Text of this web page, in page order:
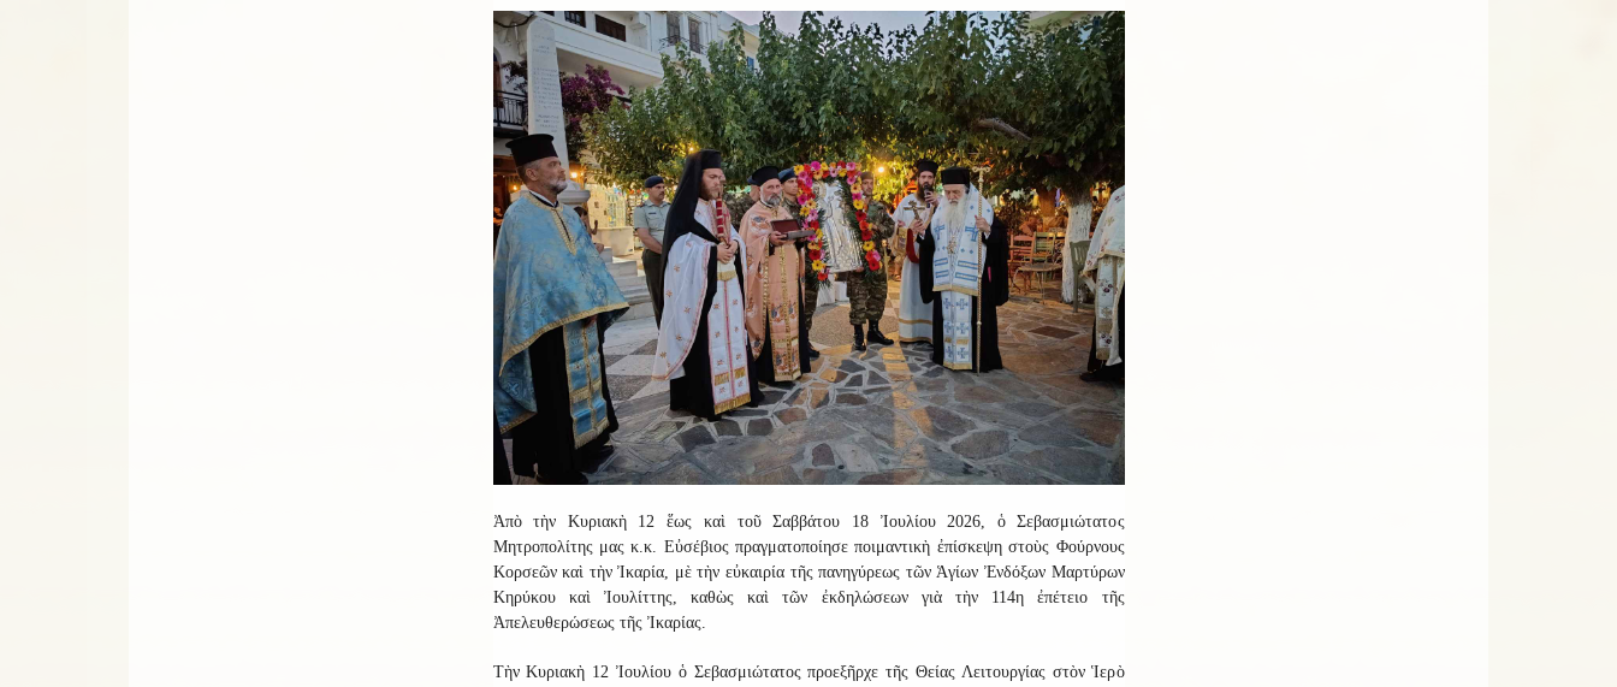
Ἀπὸ τὴν Κυριακὴ 12 ἕως καὶ τοῦ Σαββάτου 18 Ἰουλίου 2026, ὁ Σεβασμιώτατος
Μητροπολίτης μας κ.κ. Εὐσέβιος πραγματοποίησε ποιμαντικὴ ἐπίσκεψη στοὺς Φούρνους
Κορσεῶν καὶ τὴν Ἰκαρία, μὲ τὴν εὐκαιρία τῆς πανηγύρεως τῶν Ἁγίων Ἐνδόξων Μαρτύρων
Κηρύκου καὶ Ἰουλίττης, καθὼς καὶ τῶν ἐκδηλώσεων γιὰ τὴν 114η ἐπέτειο τῆς
Ἀπελευθερώσεως τῆς Ἰκαρίας.
Τὴν Κυριακὴ 12 Ἰουλίου ὁ Σεβασμιώτατος προεξῆρχε τῆς Θείας Λειτουργίας στὸν Ἱερὸ